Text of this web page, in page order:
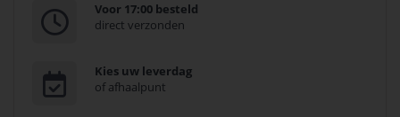
Voor 17:00 besteld
direct verzonden
Kies uw leverdag
of afhaalpunt